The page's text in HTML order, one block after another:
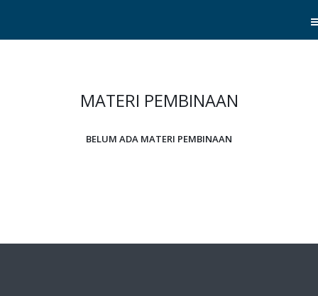
MATERI PEMBINAAN
BELUM ADA MATERI PEMBINAAN